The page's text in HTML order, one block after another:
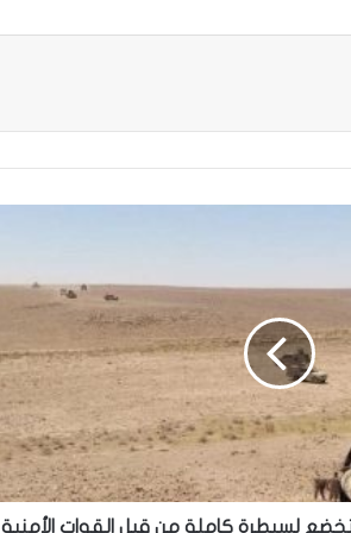
تخضع لسيطرة كاملة من قبل القوات الأمنية